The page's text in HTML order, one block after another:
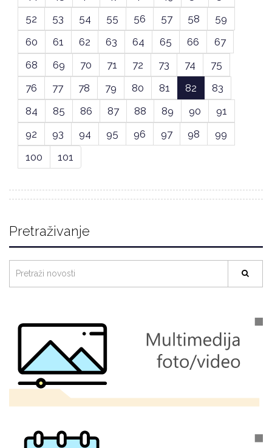
52
53 54 55 56 57 58
59
60
61 62 63 64 65 66
67
68
69 70 71 72 73 74
75
76
77 78 79 80 81 82
83
84
85 86 87 88 89 90
91
92
93 94 95 96 97 98
99
100
101
Pretraživanje